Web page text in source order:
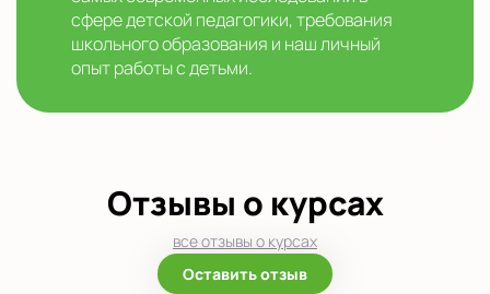
сфере детской педагогики, требования
школьного образования и наш личный
опыт работы с детьми.
Отзывы о курсах
все отзывы о курсах
Оставить отзыв